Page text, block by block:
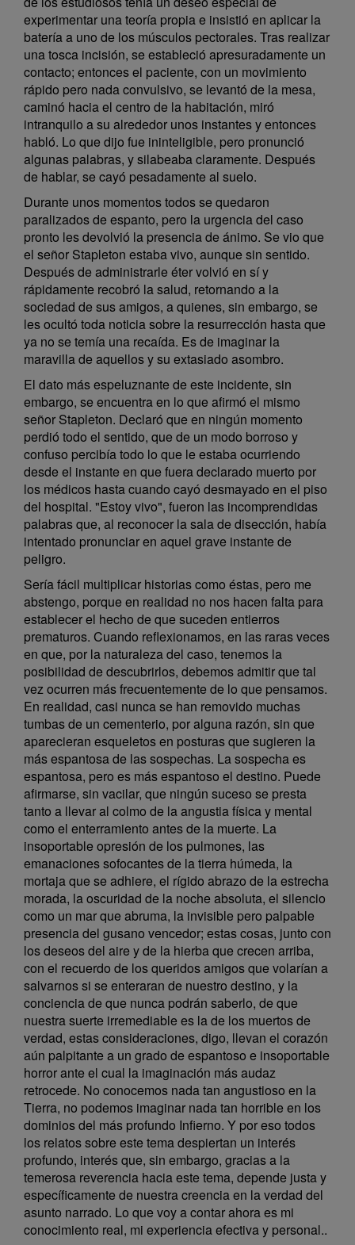
experimentar una teoría propia e insistió en aplicar la
batería a uno de los músculos pectorales. Tras realizar
una tosca incisión, se estableció apresuradamente un
contacto; entonces el paciente, con un movimiento
rápido pero nada convulsivo, se levantó de la mesa,
caminó hacia el centro de la habitación, miró
intranquilo a su alrededor unos instantes y entonces
habló. Lo que dijo fue ininteligible, pero pronunció
algunas palabras, y silabeaba claramente. Después
de hablar, se cayó pesadamente al suelo.
Durante unos momentos todos se quedaron
paralizados de espanto, pero la urgencia del caso
pronto les devolvió la presencia de ánimo. Se vio que
el señor Stapleton estaba vivo, aunque sin sentido.
Después de administrarle éter volvió en sí y
rápidamente recobró la salud, retornando a la
sociedad de sus amigos, a quienes, sin embargo, se
les ocultó toda noticia sobre la resurrección hasta que
ya no se temía una recaída. Es de imaginar la
maravilla de aquellos y su extasiado asombro.
El dato más espeluznante de este incidente, sin
embargo, se encuentra en lo que afirmó el mismo
señor Stapleton. Declaró que en ningún momento
perdió todo el sentido, que de un modo borroso y
confuso percibía todo lo que le estaba ocurriendo
desde el instante en que fuera declarado muerto por
los médicos hasta cuando cayó desmayado en el piso
del hospital. "Estoy vivo", fueron las incomprendidas
palabras que, al reconocer la sala de disección, había
intentado pronunciar en aquel grave instante de
peligro.
Sería fácil multiplicar historias como éstas, pero me
abstengo, porque en realidad no nos hacen falta para
establecer el hecho de que suceden entierros
prematuros. Cuando reflexionamos, en las raras veces
en que, por la naturaleza del caso, tenemos la
posibilidad de descubrirlos, debemos admitir que tal
vez ocurren más frecuentemente de lo que pensamos.
En realidad, casi nunca se han removido muchas
tumbas de un cementerio, por alguna razón, sin que
aparecieran esqueletos en posturas que sugieren la
más espantosa de las sospechas. La sospecha es
espantosa, pero es más espantoso el destino. Puede
afirmarse, sin vacilar, que ningún suceso se presta
tanto a llevar al colmo de la angustia física y mental
como el enterramiento antes de la muerte. La
insoportable opresión de los pulmones, las
emanaciones sofocantes de la tierra húmeda, la
mortaja que se adhiere, el rígido abrazo de la estrecha
morada, la oscuridad de la noche absoluta, el silencio
como un mar que abruma, la invisible pero palpable
presencia del gusano vencedor; estas cosas, junto con
los deseos del aire y de la hierba que crecen arriba,
con el recuerdo de los queridos amigos que volarían a
salvarnos si se enteraran de nuestro destino, y la
conciencia de que nunca podrán saberlo, de que
nuestra suerte irremediable es la de los muertos de
verdad, estas consideraciones, digo, llevan el corazón
aún palpitante a un grado de espantoso e insoportable
horror ante el cual la imaginación más audaz
retrocede. No conocemos nada tan angustioso en la
Tierra, no podemos imaginar nada tan horrible en los
dominios del más profundo Infierno. Y por eso todos
los relatos sobre este tema despiertan un interés
profundo, interés que, sin embargo, gracias a la
temerosa reverencia hacia este tema, depende justa y
específicamente de nuestra creencia en la verdad del
asunto narrado. Lo que voy a contar ahora es mi
conocimiento real, mi experiencia efectiva y personal..